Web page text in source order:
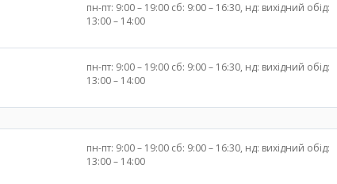
пн-пт: 9:00 – 19:00 сб: 9:00 – 16:30, нд: вихідний обід:
13:00 – 14:00
пн-пт: 9:00 – 19:00 сб: 9:00 – 16:30, нд: вихідний обід:
13:00 – 14:00
пн-пт: 9:00 – 19:00 сб: 9:00 – 16:30, нд: вихідний обід:
13:00 – 14:00